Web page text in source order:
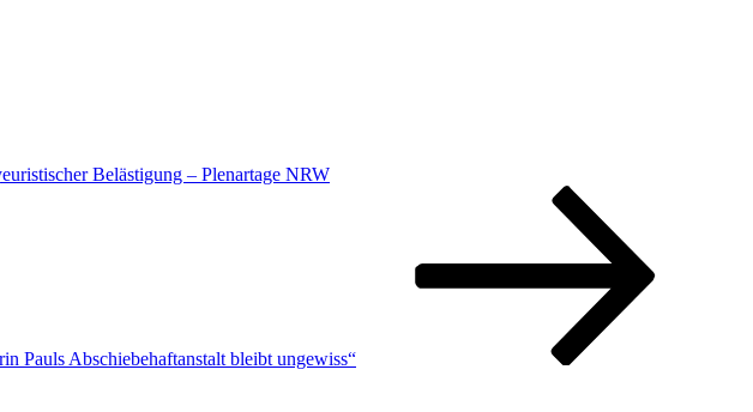
Belästigung – Plenartage NRW
Pauls Abschiebehaftanstalt bleibt ungewiss“